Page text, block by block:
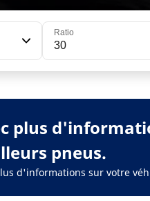
Ratio
30
plus
pneus.
d'informations sur votre